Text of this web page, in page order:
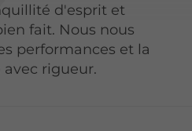
d'esprit et
fait. Nous nous
performances et la
rigueur.